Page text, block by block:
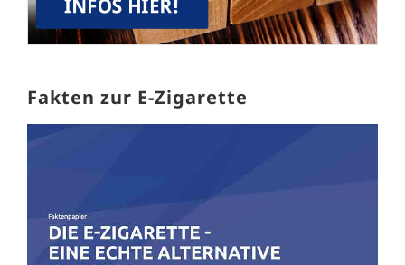
Fakten zur E-Zigarette